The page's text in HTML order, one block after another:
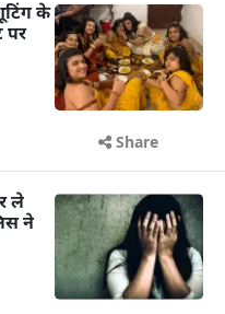
के
पर
Share
ले
ने